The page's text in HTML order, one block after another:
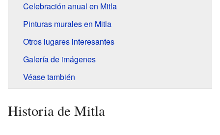
Celebración anual en Mitla
Pinturas murales en Mitla
Otros lugares interesantes
Galería de imágenes
Véase también
Historia de Mitla